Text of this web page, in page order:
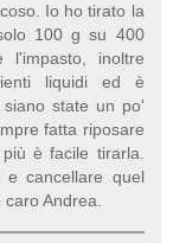
Io ho tirato la
100 g su 400
l'impasto, inoltre
liquidi ed è
state un po'
fatta riposare
è facile tirarla.
e cancellare quel
Andrea.